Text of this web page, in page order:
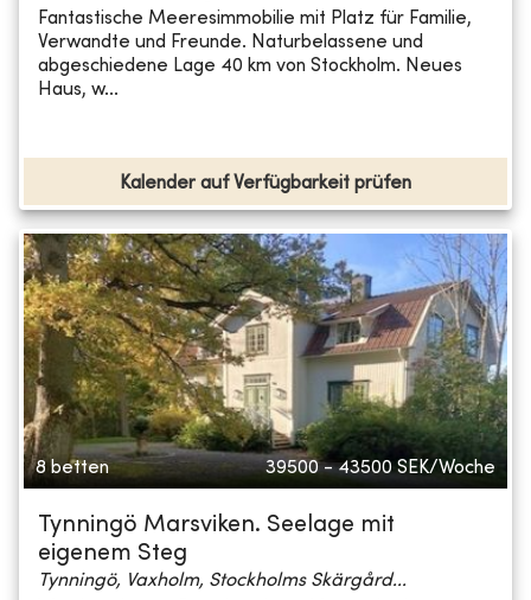
Fantastische Meeresimmobilie mit Platz für Familie,
Verwandte und Freunde. Naturbelassene und
abgeschiedene Lage 40 km von Stockholm. Neues
Haus, w...
Kalender auf Verfügbarkeit prüfen
8 betten 39500 - 43500 SEK/Woche
Tynningö Marsviken. Seelage mit
eigenem Steg
Tynningö, Vaxholm, Stockholms Skärgård...